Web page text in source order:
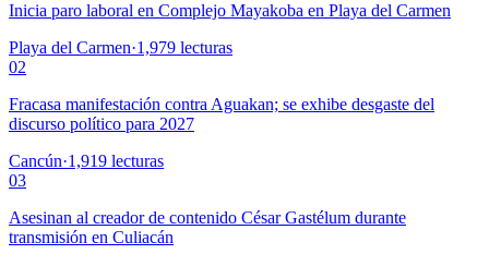
Inicia paro laboral en Complejo Mayakoba en Playa del Carmen
Playa del Carmen·1,979 lecturas
02
Fracasa manifestación contra Aguakan; se exhibe desgaste del
discurso político para 2027
Cancún·1,919 lecturas
03
Asesinan al creador de contenido César Gastélum durante
transmisión en Culiacán